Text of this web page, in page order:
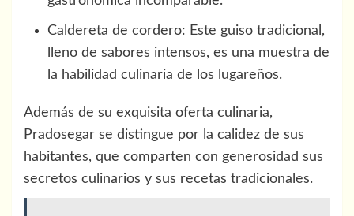
Caldereta de cordero: Este guiso tradicional,
lleno de sabores intensos, es una muestra de
la habilidad culinaria de los lugareños.
Además de su exquisita oferta culinaria,
Pradosegar se distingue por la calidez de sus
habitantes, que comparten con generosidad sus
secretos culinarios y sus recetas tradicionales.